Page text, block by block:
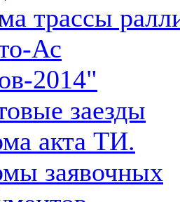
трассы
Ас
2014"
заезды
акта ТИ.
заявочных